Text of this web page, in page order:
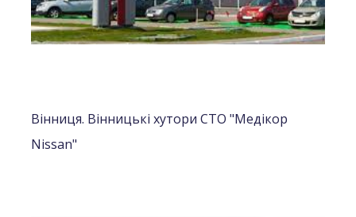
Вінниця. Вінницькі хутори СТО "Медікор
Nissan"